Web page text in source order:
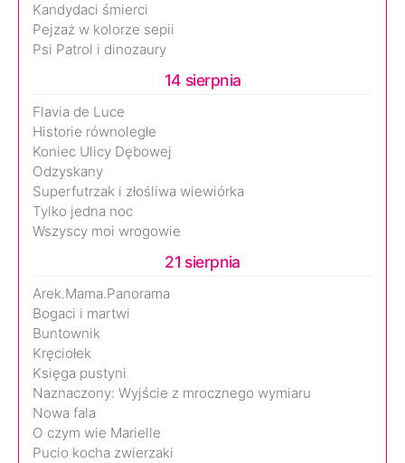
Kandydaci śmierci
Pejzaż w kolorze sepii
Psi Patrol i dinozaury
14 sierpnia
Flavia de Luce
Historie równoległe
Koniec Ulicy Dębowej
Odzyskany
Superfutrzak i złośliwa wiewiórka
Tylko jedna noc
Wszyscy moi wrogowie
21 sierpnia
Arek.Mama.Panorama
Bogaci i martwi
Buntownik
Kręciołek
Księga pustyni
Naznaczony: Wyjście z mrocznego wymiaru
Nowa fala
O czym wie Marielle
Pucio kocha zwierzaki